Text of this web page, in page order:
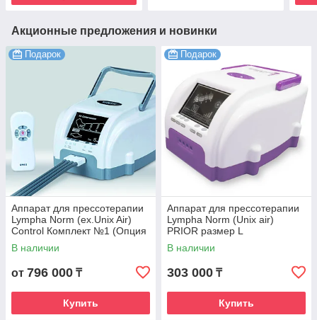
Акционные предложения и новинки
Подарок
Аппарат для прессотерапии
Lympha Norm (ex.Unix Air)
Control Комплект №1 (Опция
талия + Опция рука)
В наличии
от 796 000 ₸
Купить
Подарок
Аппарат для прессотерапии
Lympha Norm (Unix air)
PRIOR размер L
В наличии
303 000 ₸
Купить